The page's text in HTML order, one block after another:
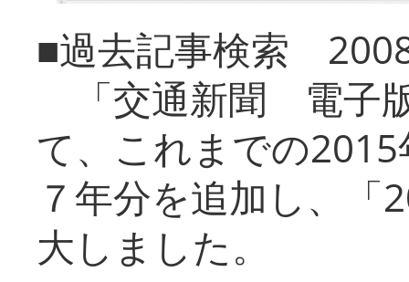
■過去記事検索
「交通新聞 電子
て、これまでの
７年分を追加し、「
大しまし